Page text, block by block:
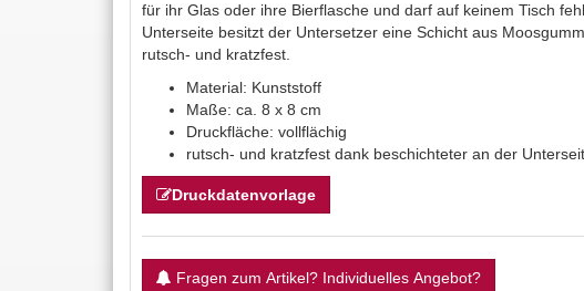
für ihr Glas oder ihre Bierflasche und darf auf keinem Tisch
Unterseite besitzt der Untersetzer eine Schicht aus
rutsch- und kratzfest.
Material: Kunststoff
Maße: ca. 8 x 8 cm
Druckfläche: vollflächig
rutsch- und kratzfest dank beschichteter an der
Druckdatenvorlage
Fragen zum Artikel? Individuelles Angebot?